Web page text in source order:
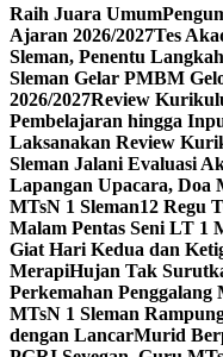
Raih Juara Umum
Ajaran 2026/2027Tes
Sleman, Penentu
Sleman Gelar PMBM
2026/2027Review
Pembelajaran hingga
Laksanakan Review
Sleman Jalani Evaluasi
Lapangan Upacara, Doa
MTsN 1 Sleman12 Regu
Malam Pentas Seni LT 1
Giat Hari Kedua dan
MerapiHujan Tak
Perkemahan Penggalang
MTsN 1 Sleman
dengan LancarMurid